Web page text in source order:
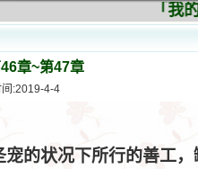
「我的
章~第47章
:2019-4-4
的状况下所行的善工